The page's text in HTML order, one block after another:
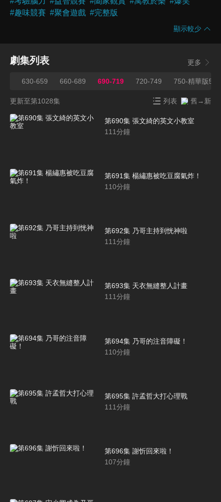
#趣味競賽 #聚會遊戲 #完整版
顯示較少
劇集列表 更多
630-659 660-689 690-719 720-749 750-精華版5
更新至第1028集 列表 舊→新
第690集 張文綺的英文小教室
111分鐘
第691集 楊繡惠被吃豆腐氣炸！
110分鐘
第692集 乃哥主持到恍神啦
111分鐘
第693集 天衣無縫整人計畫
111分鐘
第694集 乃哥的注音障礙！
110分鐘
第695集 許孟哲大打心理戰
111分鐘
第696集 謝忻回來啦！
107分鐘